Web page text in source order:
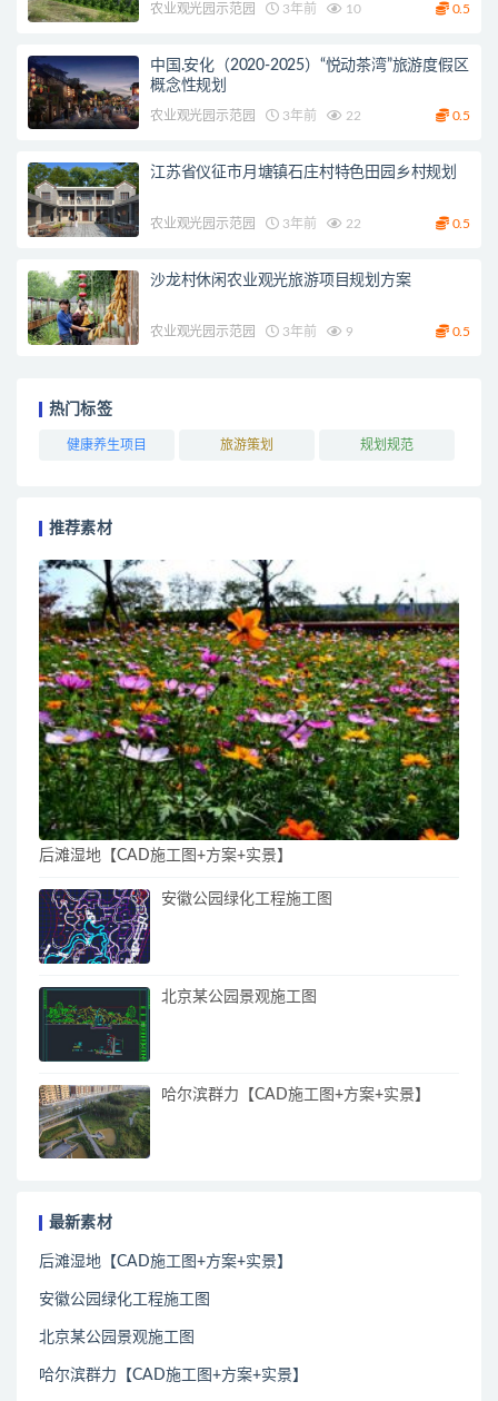
农业观光园示范园 3年前 10 0.5
中国.安化（2020-2025）“悦动茶湾”旅游度假区
概念性规划
农业观光园示范园 3年前 22 0.5
江苏省仪征市月塘镇石庄村特色田园乡村规划
农业观光园示范园 3年前 22 0.5
沙龙村休闲农业观光旅游项目规划方案
农业观光园示范园 3年前 9 0.5
热门标签
健康养生项目 旅游策划 规划规范
推荐素材
后滩湿地【CAD施工图+方案+实景】
安徽公园绿化工程施工图
北京某公园景观施工图
哈尔滨群力【CAD施工图+方案+实景】
最新素材
后滩湿地【CAD施工图+方案+实景】
安徽公园绿化工程施工图
北京某公园景观施工图
哈尔滨群力【CAD施工图+方案+实景】